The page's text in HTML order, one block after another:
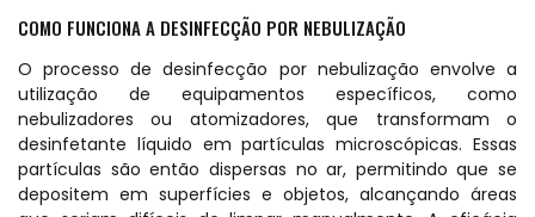
COMO FUNCIONA A DESINFECÇÃO POR NEBULIZAÇÃO
O processo de desinfecção por nebulização envolve a
utilização de equipamentos específicos, como
nebulizadores ou atomizadores, que transformam o
desinfetante líquido em partículas microscópicas. Essas
partículas são então dispersas no ar, permitindo que se
depositem em superfícies e objetos, alcançando áreas